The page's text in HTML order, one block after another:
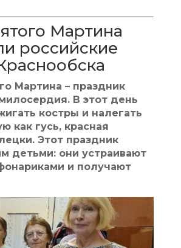
Мартина
российские
Мартина – праздник
В этот день
костры и налегать
как гусь, красная
Этот праздник
детьми: они устраивают
и получают